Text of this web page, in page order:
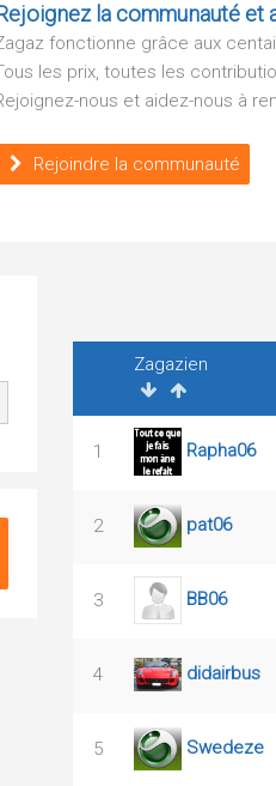
la communauté et
fonctionne grâce aux
les prix, toutes les
nous et aidez-nous à
Rejoindre la communauté
Zagazien
1 Rapha06
2 pat06
3 BB06
4 didairbus
5 Swedeze